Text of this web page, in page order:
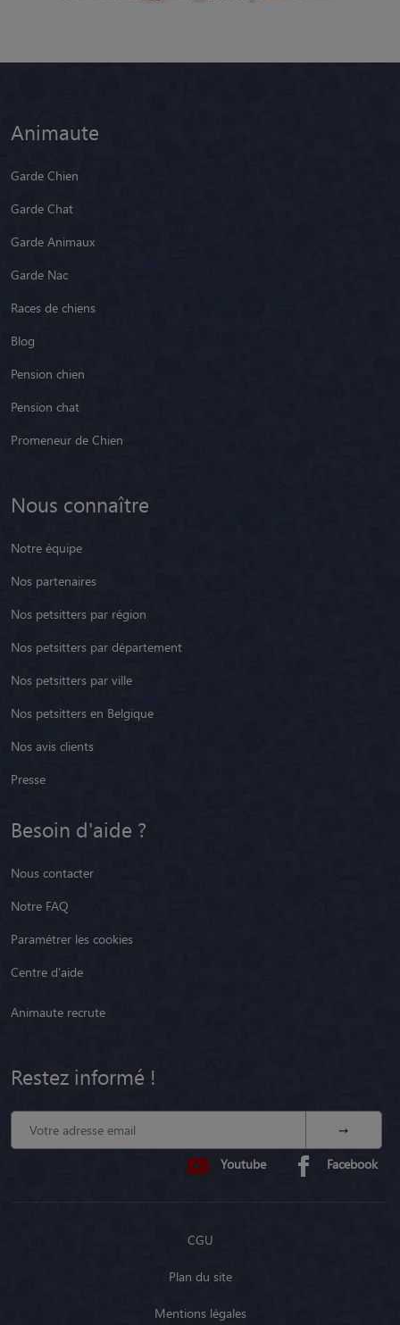
Animaute
Garde Chien
Garde Chat
Garde Animaux
Garde Nac
Races de chiens
Blog
Pension chien
Pension chat
Promeneur de Chien
Nous connaître
Notre équipe
Nos partenaires
Nos petsitters par région
Nos petsitters par département
Nos petsitters par ville
Nos petsitters en Belgique
Nos avis clients
Presse
Besoin d'aide ?
Nous contacter
Notre FAQ
Paramétrer les cookies
Centre d'aide
Animaute recrute
Restez informé !
Youtube Facebook
CGU
Plan du site
Mentions légales